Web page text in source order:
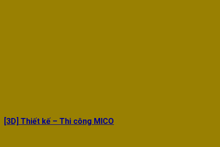
[3D] Thiết kế – Thi công MICO